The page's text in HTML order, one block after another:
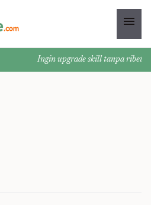
menu
Ingin upgrade skill tanpa ribet?